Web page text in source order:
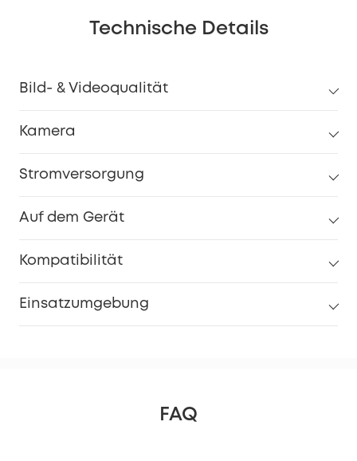
Technische Details
Bild- & Videoqualität
Kamera
Stromversorgung
Auf dem Gerät
Kompatibilität
Einsatzumgebung
FAQ